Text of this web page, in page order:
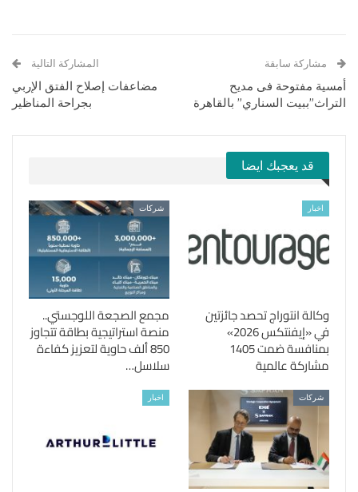
مشاركة سابقة
أمسية مفتوحة فى مديح
التراث”ببيت السناري” بالقاهرة
المشاركة التالية
مضاعفات إصلاح الفتق الإربي
بجراحة المناظير
قد يعجبك ايضا
اخبار
وكالة انتوراج تحصد جائزتين
في «إيفنتكس 2026»
بمنافسة ضمت 1405
مشاركة عالمية
شركات
مجمع الصجعة اللوجستي..
منصة استراتيجية بطاقة تتجاوز
850 ألف حاوية لتعزيز كفاءة
سلاسل…
شركات اخبار